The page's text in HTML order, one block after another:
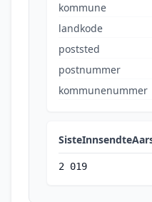
kommune
landkode
poststed
postnummer
kommunenummer
2 019